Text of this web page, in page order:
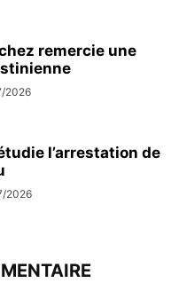
remercie une
2026
l’arrestation de
2026